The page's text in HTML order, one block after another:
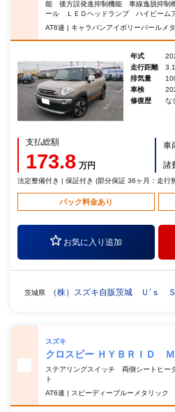
能 後方誤発進抑制機能 車線逸脱抑制
ール ＬＥＤヘッドランプ ハイビーム
AT6速 | キャラバンアイボリーパールメ
年式
走行距離
排気量
車検
修復歴
な
支払総額
173.8 万円
車
諸
法定整備付き | 保証付き (部分保証 36ヶ月：走行
パック料金あり
お気に入り追加
茨城県 （株）スズキ自販茨城 Ｕ’ｓ
スズキ
クロスビー ＨＹＢＲＩＤ
ステアリングスイッチ 両側シートヒ
ト
AT6速 | スピーディーブルーメタリック